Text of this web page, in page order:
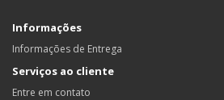
Informações
Informações de Entrega
Serviços ao cliente
Entre em contato